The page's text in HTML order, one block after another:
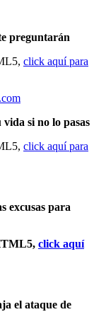
preguntarán
click aquí para
si no lo pasas
click aquí para
excusas para
click aquí
el ataque de